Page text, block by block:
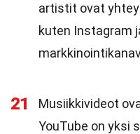
artistit ovat
kuten Instagram
21
Musiikkivideot
YouTube on yksi